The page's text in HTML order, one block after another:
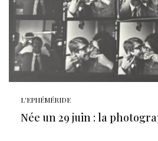
L'EPHÉMÉRIDE
Née un 29 juin : la